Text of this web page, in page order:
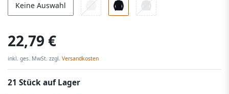
Keine Auswahl
22,79 €
inkl. ges. MwSt. zzgl. Versandkosten
21 Stück auf Lager